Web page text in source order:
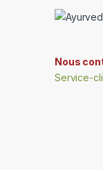
Nous
Service-